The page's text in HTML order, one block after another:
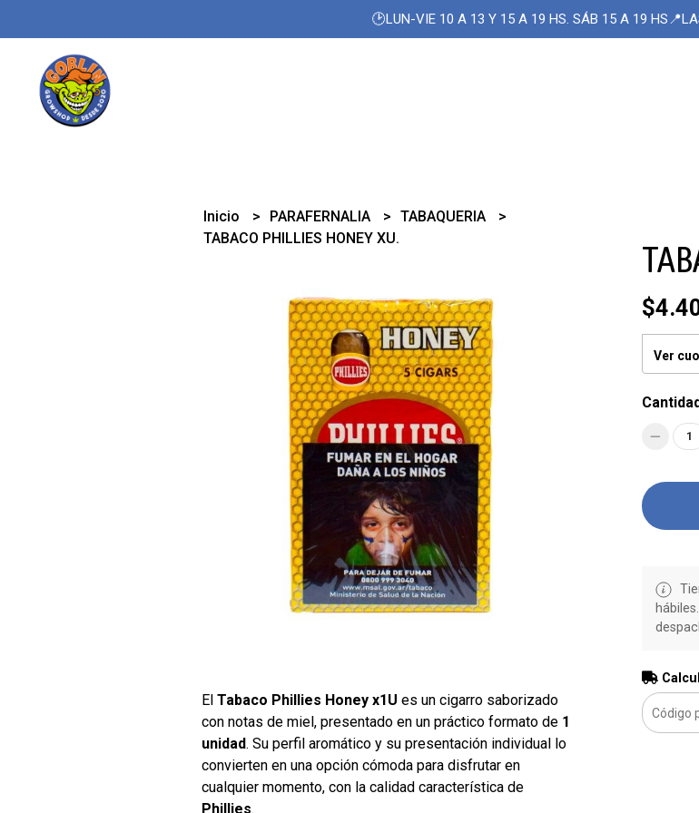
🕑LUN-VIE 10 A 13 Y 15 A 19 HS. SÁB 15 A 19
Inicio PARAFERNALIA
TABAQUERIA
TABACO PHILLIES HONEY XU.
ElTabaco Phillies Honey x1U es un cigarro saborizado
con notas de miel, presentado en un práctico formato de 1
unidad. Su perfil aromático y su presentación individual lo
convierten en una opción cómoda para disfrutar en
cualquier momento, con la calidad característica de
Phillies.
Ver
1